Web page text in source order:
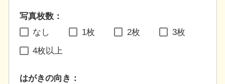
写真枚数：
なし
1枚 2枚 3枚
4枚以上
はがきの向き：